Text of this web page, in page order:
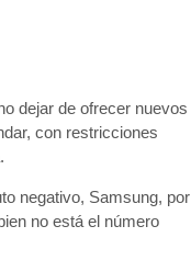
dejar de ofrecer nuevos
con restricciones
negativo, Samsung, por
no está el número